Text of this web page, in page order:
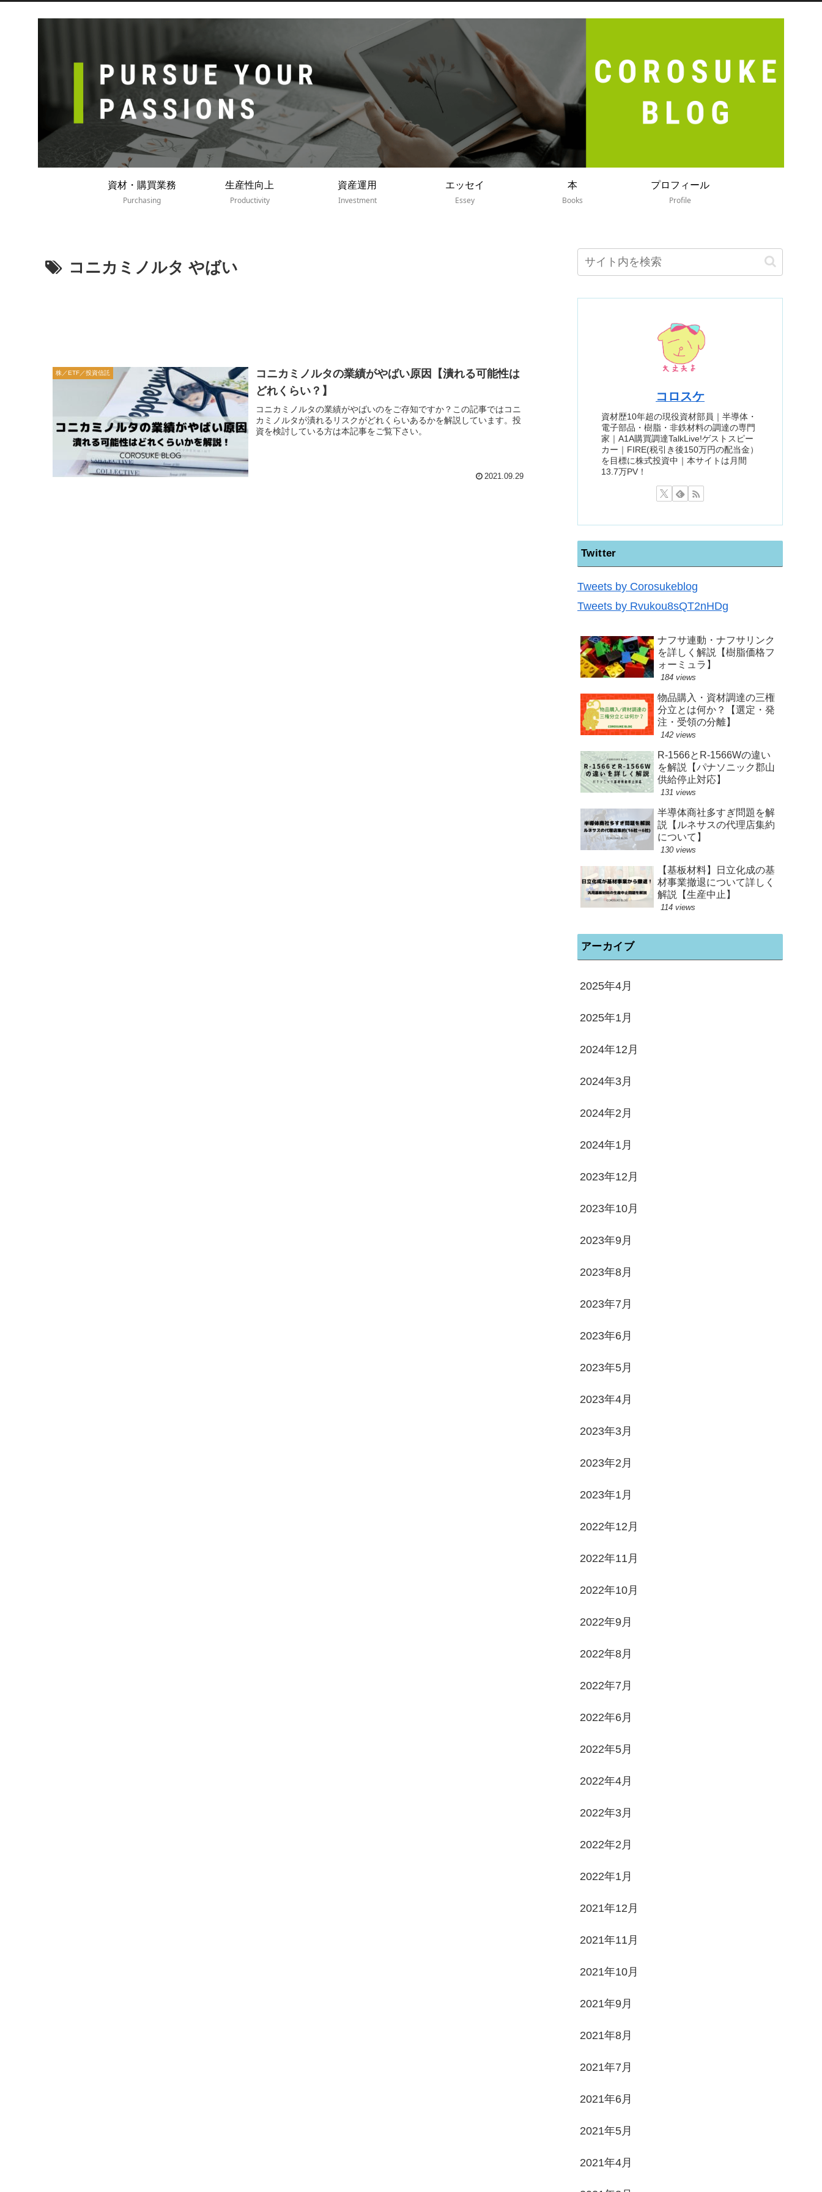
資材・購買業務
Purchasing
生産性向上
Productivity
資産運用
Investment
エッセイ
Essey
本
Books
プロフィール
Profile
コニカミノルタ やばい
株／ETF／投資信託
コニカミノルタの業績がやばい原因【潰れる可能性は
どれくらい？】
コニカミノルタの業績がやばいのをご存知ですか？この記事ではコニ
カミノルタが潰れるリスクがどれくらいあるかを解説しています。投
資を検討している方は本記事をご覧下さい。
2021.09.29
コロスケ
資材歴10年超の現役資材部員｜半導体・
電子部品・樹脂・非鉄材料の調達の専門
家｜A1A購買調達TalkLive!ゲストスピー
カー｜FIRE(税引き後150万円の配当金）
を目標に株式投資中｜本サイトは月間
13.7万PV！
Twitter
Tweets by Corosukeblog
Tweets by Rvukou8sQT2nHDg
ナフサ連動・ナフサリンク
を詳しく解説【樹脂価格フ
ォーミュラ】
184 views
物品購入・資材調達の三権
分立とは何か？【選定・発
注・受領の分離】
142 views
R-1566とR-1566Wの違い
を解説【パナソニック郡山
供給停止対応】
131 views
半導体商社多すぎ問題を解
説【ルネサスの代理店集約
について】
130 views
【基板材料】日立化成の基
材事業撤退について詳しく
解説【生産中止】
114 views
アーカイブ
2025年4月
2025年1月
2024年12月
2024年3月
2024年2月
2024年1月
2023年12月
2023年10月
2023年9月
2023年8月
2023年7月
2023年6月
2023年5月
2023年4月
2023年3月
2023年2月
2023年1月
2022年12月
2022年11月
2022年10月
2022年9月
2022年8月
2022年7月
2022年6月
2022年5月
2022年4月
2022年3月
2022年2月
2022年1月
2021年12月
2021年11月
2021年10月
2021年9月
2021年8月
2021年7月
2021年6月
2021年5月
2021年4月